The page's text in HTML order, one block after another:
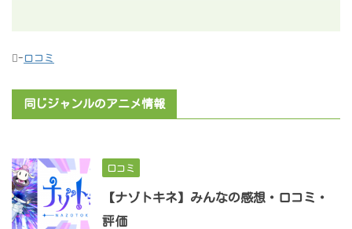
- 口コミ
同じジャンルのアニメ情報
口コミ
【ナゾトキネ】みんなの感想・口コミ・
評価